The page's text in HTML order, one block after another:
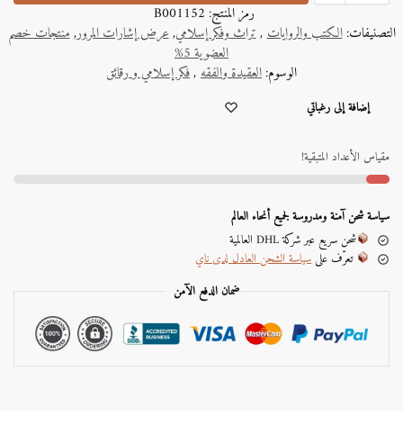
رمز المنتج: B001152
التصنيفات:الكتب والروايات,تراث وفكر إسلامي,عرض إشارات المرور,منتجات خصم
العضوية 5%
الوسوم:العقيدة والفقه,فكر إسلامي و رقائق
e
r
n
a
t
i
v
إضافة إلى رغباتي
مقياس الأعداد المتبقية!
سياسة شحن آمنة ومدروسة لجميع أنحاء العالم
شحن سريع عبر شركة DHL العالمية
تعرّف علىسياسة الشحن العادل لدى ناي
ضمان الدفع الآمن